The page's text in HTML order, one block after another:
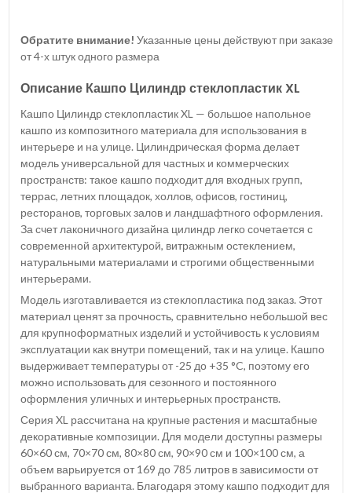
Обратите внимание! Указанные цены действуют при заказе
от 4-х штук одного размера
Описание Кашпо Цилиндр стеклопластик XL
Кашпо Цилиндр стеклопластик XL — большое напольное
кашпо из композитного материала для использования в
интерьере и на улице. Цилиндрическая форма делает
модель универсальной для частных и коммерческих
пространств: такое кашпо подходит для входных групп,
террас, летних площадок, холлов, офисов, гостиниц,
ресторанов, торговых залов и ландшафтного оформления.
За счет лаконичного дизайна цилиндр легко сочетается с
современной архитектурой, витражным остеклением,
натуральными материалами и строгими общественными
интерьерами.
Модель изготавливается из стеклопластика под заказ. Этот
материал ценят за прочность, сравнительно небольшой вес
для крупноформатных изделий и устойчивость к условиям
эксплуатации как внутри помещений, так и на улице. Кашпо
выдерживает температуры от -25 до +35 °C, поэтому его
можно использовать для сезонного и постоянного
оформления уличных и интерьерных пространств.
Серия XL рассчитана на крупные растения и масштабные
декоративные композиции. Для модели доступны размеры
60×60 см, 70×70 см, 80×80 см, 90×90 см и 100×100 см, а
объем варьируется от 169 до 785 литров в зависимости от
выбранного варианта. Благодаря этому кашпо подходит для